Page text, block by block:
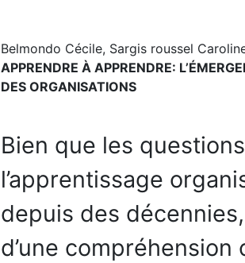
Belmondo Cécile, Sargis roussel
APPRENDRE À APPRENDRE:
DES ORGANISATIONS
Bien que les
l’apprentissage
depuis des
d’une